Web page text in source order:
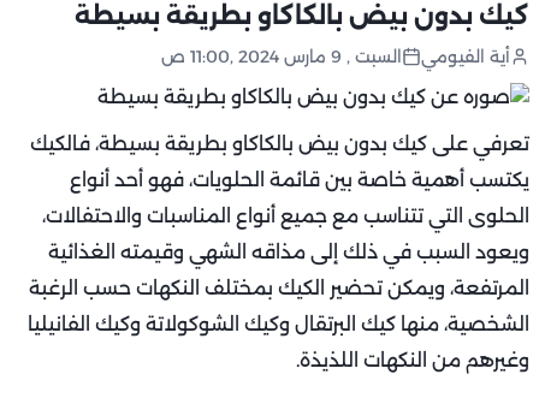
كيك بدون بيض بالكاكاو بطريقة بسيطة
أية الفيومي السبت , 9 مارس 2024 ,11:00 ص
تعرفي على كيك بدون بيض بالكاكاو بطريقة بسيطة، فالكيك
يكتسب أهمية خاصة بين قائمة الحلويات، فهو أحد أنواع
الحلوى التي تتناسب مع جميع أنواع المناسبات والاحتفالات،
ويعود السبب في ذلك إلى مذاقه الشهي وقيمته الغذائية
المرتفعة، ويمكن تحضير الكيك بمختلف النكهات حسب الرغبة
الشخصية، منها كيك البرتقال وكيك الشوكولاتة وكيك الفانيليا
وغيرهم من النكهات اللذيذة.